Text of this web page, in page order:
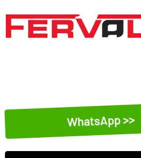
WhatsApp >>